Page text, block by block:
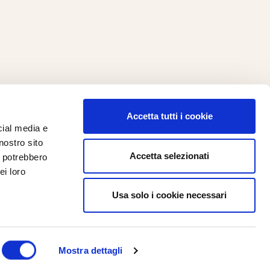
media e
sito
loro
Mostra dettagli
Accetta tutti i cookie
Accetta selezionati
Usa solo i cookie necessari
162 srl